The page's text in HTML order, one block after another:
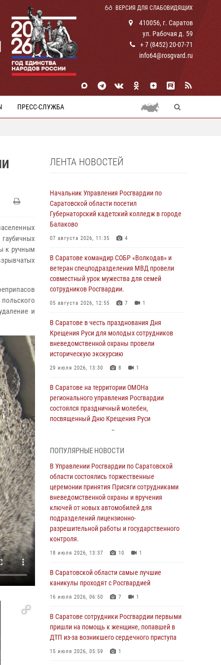
ВЕРСИЯ ДЛЯ СЛАБОВИДЯЩИХ
410056, г. Саратов
ул. Рабочая д. 59
+ 7 (8452) 20-07-71
info64@rosgvard.ru
ПРЕСС-СЛУЖБА
к ручным
и
ЛЕНТА НОВОСТЕЙ
Начальник Управления Росгвардии по
Саратовской области посетил
Губернаторский кадетский колледж в городе
Балаково
07 августа 2026, 11:35 4
В Саратове командир СОБР «Волкодав» и
ветеран спецподразделения МВД провели
совместный урок мужества для семей
сотрудников Росгвардии.
05 августа 2026, 12:55 7 1
В Саратове в честь празднования Дня
Крещения Руси для молодых сотрудников
вневедомственной охраны провели
историческую экскурсию
29 июля 2026, 13:30 8 1
В Саратове на территории ОМОНа
регионального управления Росгвардии
состоялся праздничный молебен,
посвященный Дню Крещения Руси
В Саратовской области сотрудники
Росгвардии помогли вернуться домой
потерявшейся пенсионерке
21 июля 2026, 10:38
В Управлении Росгвардии по Саратовской
области состоялись торжественные
церемонии принятия Присяги сотрудниками
вневедомственной охраны и вручения
ключей от новых автомобилей для
разрешительной работы и государственного
18 июля 2026, 13:37 10 1
В Саратовской области самые лучшие
16 июля 2026, 06:50 7 1
ПОПУЛЯРНЫЕ НОВОСТИ
В Управлении Росгвардии по Саратовской
области состоялись торжественные
церемонии принятия Присяги сотрудниками
вневедомственной охраны и вручения
ключей от новых автомобилей для
подразделений лицензионно-
разрешительной работы и государственного
контроля.
18 июля 2026, 13:37 10 1
В Саратовской области самые лучшие
каникулы проходят с Росгвардией
16 июля 2026, 06:50 7 1
В Саратове сотрудники Росгвардии первыми
пришли на помощь к женщине, попавшей в
ДТП из-за возникшего сердечного приступа
15 июля 2026, 05:59 1